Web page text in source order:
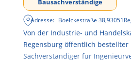
Bausachverständige
Adresse: Boelckestraße 38,93051
Von der Industrie- und
Regensburg öffentlich
Sachverständiger für